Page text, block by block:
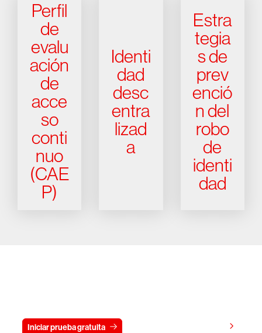
Perfil
de
evalu
ación
de
acce
so
conti
nuo
(CAE
P)
Identi
dad
desc
entra
lizad
a
Estra
tegia
s de
prev
enció
n del
robo
de
identi
dad
Iniciar prueba gratuita